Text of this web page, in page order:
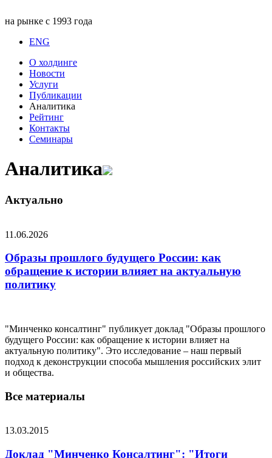
на рынке с 1993 года
ENG
О холдинге
Новости
Услуги
Публикации
Аналитика
Рейтинг
Контакты
Семинары
Аналитика
Актуально
11.06.2026
Образы прошлого будущего России: как
обращение к истории влияет на актуальную
политику
"Минченко консалтинг" публикует доклад "Образы прошлого
будущего России: как обращение к истории влияет на
актуальную политику". Это исследование – наш первый
подход к деконструкции способа мышления российских элит
и общества.
Все материалы
13.03.2015
Доклад "Минченко Консалтинг": "Итоги